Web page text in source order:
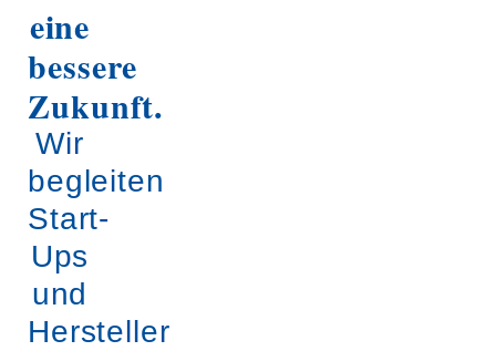
eine
bessere
Zukunft.
Wir
begleiten
Start-
Ups
und
Hersteller